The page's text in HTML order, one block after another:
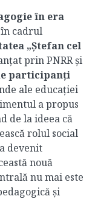
în era
în cadrul
„Ștefan cel
prin PNRR și
participanți
ale educației
a propus
de la ideea că
rolul social
devenit
nouă
nu mai este
și